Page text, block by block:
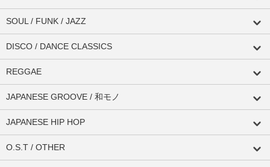
SOUL / FUNK / JAZZ
DISCO / DANCE CLASSICS
REGGAE
JAPANESE GROOVE / 和モノ
JAPANESE HIP HOP
O.S.T / OTHER